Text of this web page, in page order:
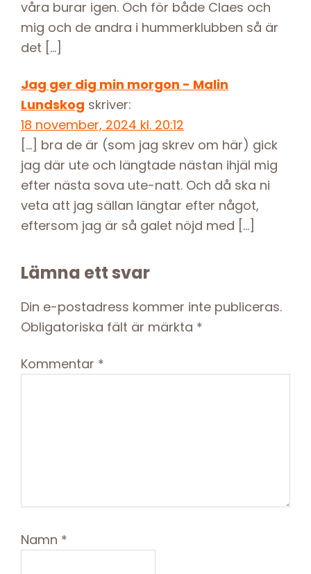
våra burar igen. Och för både Claes och
mig och de andra i hummerklubben så är
det […]
Jag ger dig min morgon - Malin
Lundskog skriver:
18 november, 2024 kl. 20:12
[…] bra de är (som jag skrev om här) gick
jag där ute och längtade nästan ihjäl mig
efter nästa sova ute-natt. Och då ska ni
veta att jag sällan längtar efter något,
eftersom jag är så galet nöjd med […]
Lämna ett svar
Din e-postadress kommer inte publiceras.
Obligatoriska fält är märkta *
Kommentar *
Namn *